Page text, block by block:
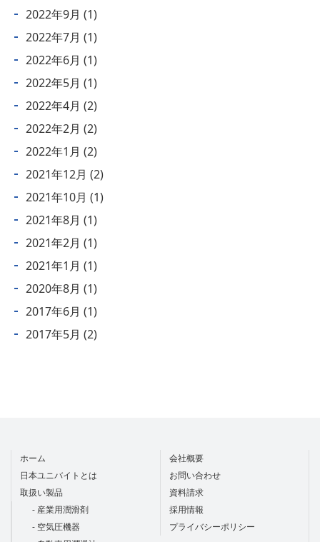
2022年9月 (1)
2022年7月 (1)
2022年6月 (1)
2022年5月 (1)
2022年4月 (2)
2022年2月 (2)
2022年1月 (2)
2021年12月 (2)
2021年10月 (1)
2021年8月 (1)
2021年2月 (1)
2021年1月 (1)
2020年8月 (1)
2017年6月 (1)
2017年5月 (2)
ホーム
日本ユニバイトとは
取扱い製品
- 産業用潤滑剤
- 空気圧機器
会社概要
お問い合わせ
資料請求
採用情報
プライバシーポリシー